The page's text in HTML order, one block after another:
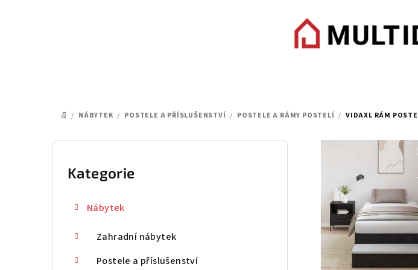
DOMŮ
/ NÁBYTEK / POSTELE A PŘÍSLUŠENSTVÍ / POSTELE A RÁMY POSTELÍ / VIDAXL RÁM
P
Přeskočit
kategorie
Kategorie
Nábytek
Zahradní nábytek
Postele a příslušenství